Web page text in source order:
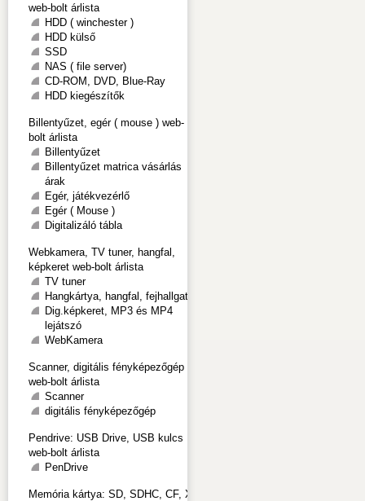
web-bolt árlista
HDD ( winchester )
HDD külső
SSD
NAS ( file server)
CD-ROM, DVD, Blue-Ray
HDD kiegészítők
Billentyűzet, egér ( mouse ) web-
bolt árlista
Billentyűzet
Billentyűzet matrica vásárlás
árak
Egér, játékvezérlő
Egér ( Mouse )
Digitalizáló tábla
Webkamera, TV tuner, hangfal,
képkeret web-bolt árlista
TV tuner
Hangkártya, hangfal, fejhallgató
Dig.képkeret, MP3 és MP4
lejátszó
WebKamera
Scanner, digitális fényképezőgép
web-bolt árlista
Scanner
digitális fényképezőgép
Pendrive: USB Drive, USB kulcs
web-bolt árlista
PenDrive
Memória kártya: SD, SDHC, CF, XD